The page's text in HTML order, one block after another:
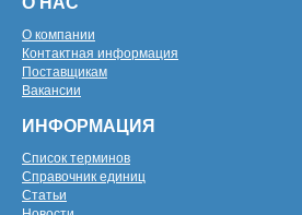
О компании
Контактная информация
Поставщикам
Вакансии
ИНФОРМАЦИЯ
Список терминов
Справочник единиц
Статьи